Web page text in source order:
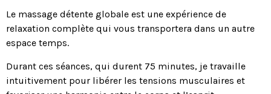
Le massage détente globale est une expérience de
relaxation complète qui vous transportera dans un autre
espace temps.
Durant ces séances, qui durent 75 minutes, je travaille
intuitivement pour libérer les tensions musculaires et